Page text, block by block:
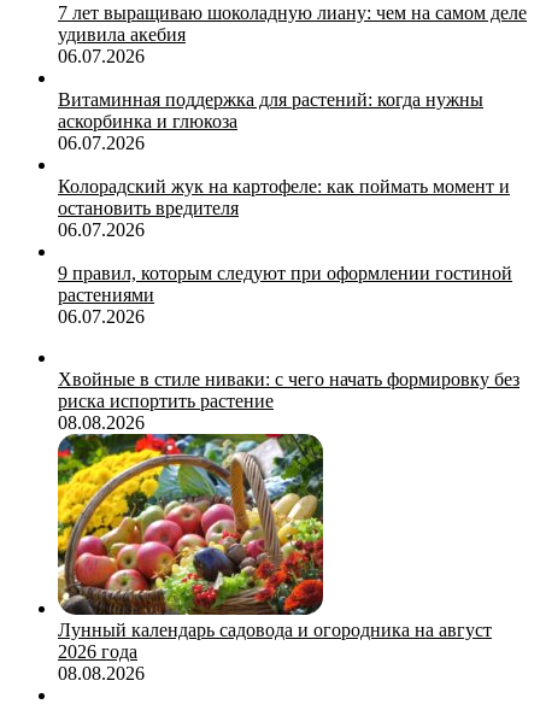
7 лет выращиваю шоколадную лиану: чем на самом деле
удивила акебия
06.07.2026
Витаминная поддержка для растений: когда нужны
аскорбинка и глюкоза
06.07.2026
Колорадский жук на картофеле: как поймать момент и
остановить вредителя
06.07.2026
9 правил, которым следуют при оформлении гостиной
растениями
06.07.2026
Хвойные в стиле ниваки: с чего начать формировку без
риска испортить растение
08.08.2026
Лунный календарь садовода и огородника на август
2026 года
08.08.2026